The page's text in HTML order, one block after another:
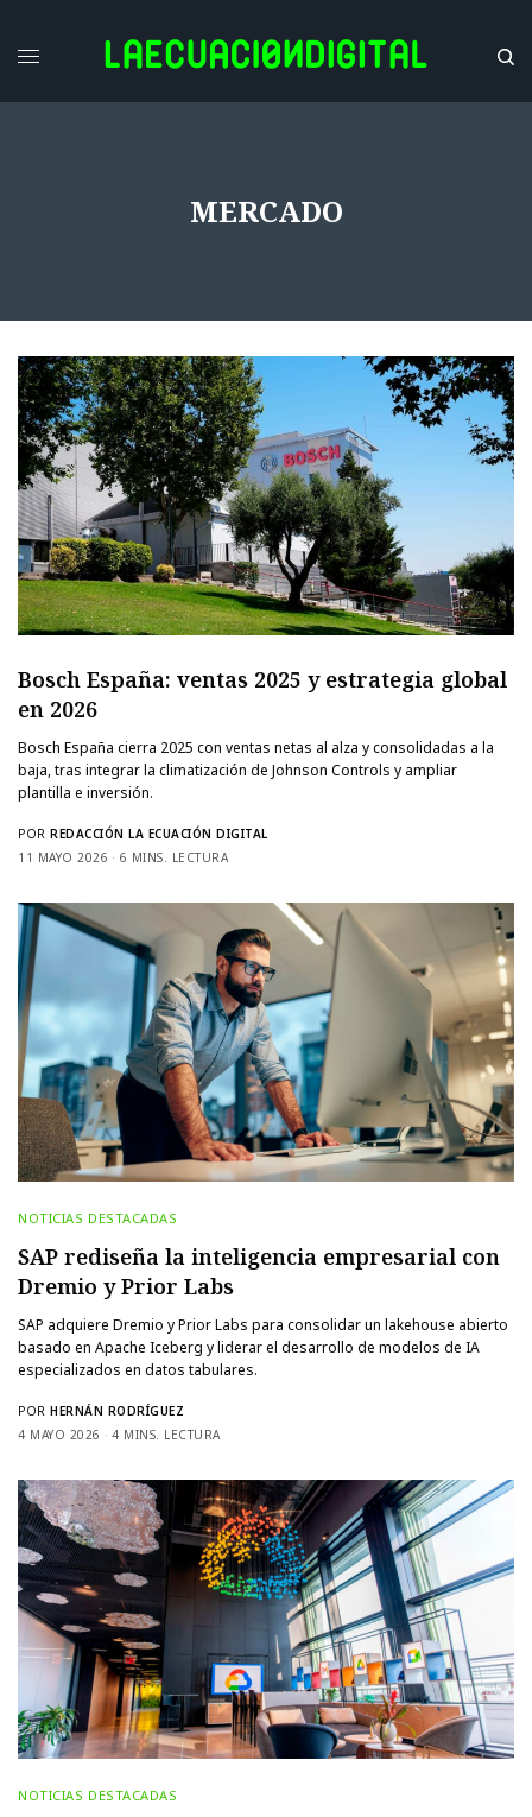
MERCADO
Bosch España: ventas 2025 y estrategia global
en 2026
Bosch España cierra 2025 con ventas netas al alza y consolidadas a la
baja, tras integrar la climatización de Johnson Controls y ampliar
plantilla e inversión.
POR REDACCIÓN LA ECUACIÓN DIGITAL
11 MAYO 2026
6 MINS. LECTURA
NOTICIAS DESTACADAS
SAP rediseña la inteligencia empresarial con
Dremio y Prior Labs
SAP adquiere Dremio y Prior Labs para consolidar un lakehouse abierto
basado en Apache Iceberg y liderar el desarrollo de modelos de IA
especializados en datos tabulares.
POR HERNÁN RODRÍGUEZ
4 MAYO 2026
4 MINS. LECTURA
NOTICIAS DESTACADAS